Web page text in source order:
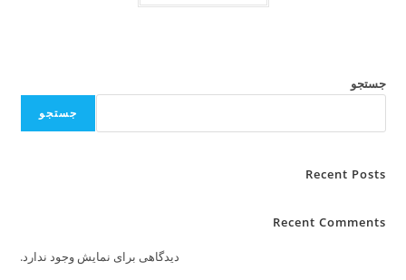
Recent
دیدگاهی برای نمایش وجود ندارد.